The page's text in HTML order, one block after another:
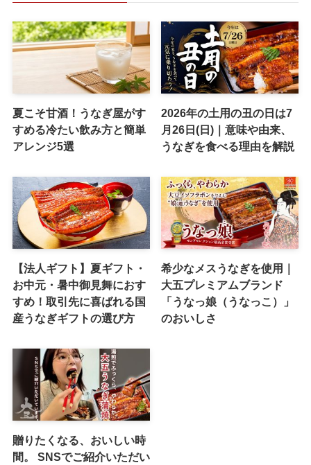
夏こそ甘酒！うなぎ屋がす
すめる冷たい飲み方と簡単
アレンジ5選
2026年の土用の丑の日は7
月26日(日)｜意味や由来、
うなぎを食べる理由を解説
【法人ギフト】夏ギフト・
お中元・暑中御見舞におす
すめ！取引先に喜ばれる国
産うなぎギフトの選び方
希少なメスうなぎを使用｜
大五プレミアムブランド
「うなっ娘（うなっこ）」
のおいしさ
贈りたくなる、おいしい時
間。 SNSでご紹介いただい